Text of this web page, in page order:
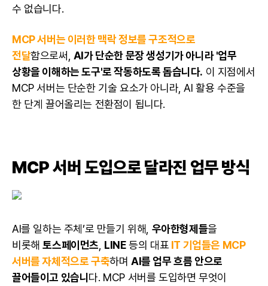
수 없습니다.
MCP 서버는 이러한 맥락 정보를 구조적으로
전달함으로써, AI가 단순한 문장 생성기가 아니라 '업무
상황을 이해하는 도구'로 작동하도록 돕습니다. 이 지점에서
MCP 서버는 단순한 기술 요소가 아니라, AI 활용 수준을
한 단계 끌어올리는 전환점이 됩니다.
MCP 서버 도입으로 달라진 업무 방식
AI를 일하는 주체’로 만들기 위해, 우아한형제들을
비롯해토스페이먼츠 LINE등의 대표 IT 기업들은 MCP
서버를 자체적으로 구축하며AI를 업무 흐름 안으로
끌어들이고 있습니다. MCP 서버를 도입하면 무엇이